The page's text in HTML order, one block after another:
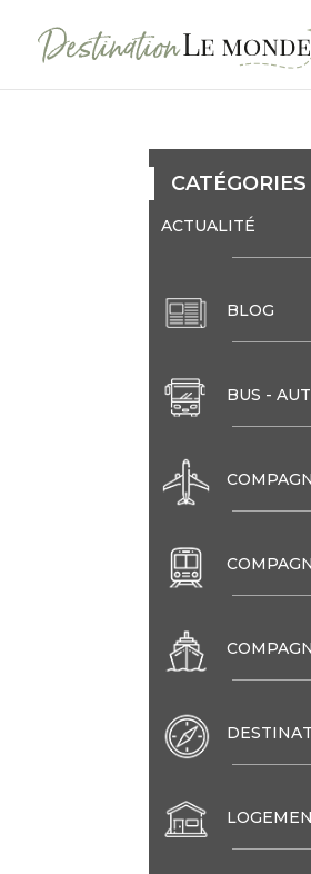
CATÉGORIES
ACTUALITÉ
BLOG
BUS -